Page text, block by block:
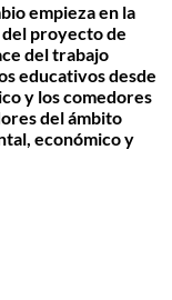
empieza en la
del proyecto de
del trabajo
educativos desde
y los comedores
del ámbito
económico y